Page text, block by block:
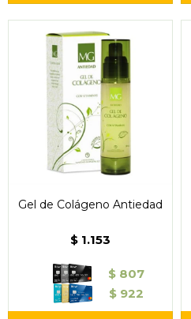
Gel de Colágeno Antiedad
$ 1.153
$ 807
$ 922